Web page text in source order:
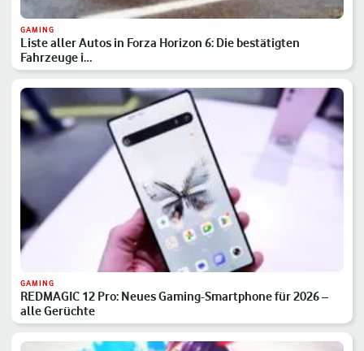
GAMING
Liste aller Autos in Forza Horizon 6: Die bestätigten
Fahrzeuge i…
GAMING
REDMAGIC 12 Pro: Neues Gaming-Smartphone für 2026 –
alle Gerüchte